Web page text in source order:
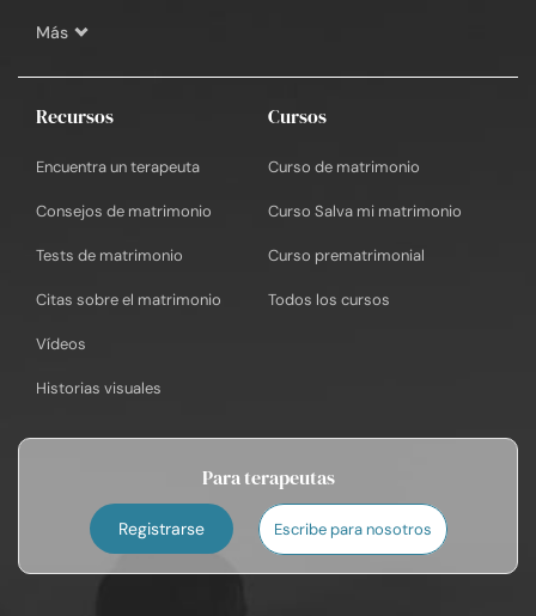
Más
Recursos
Encuentra un terapeuta
Consejos de matrimonio
Tests de matrimonio
Citas sobre el matrimonio
Vídeos
Historias visuales
Cursos
Curso de matrimonio
Curso Salva mi matrimonio
Curso prematrimonial
Todos los cursos
Para terapeutas
Registrarse Escribe para nosotros